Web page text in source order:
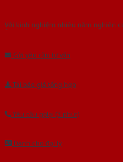
Với kinh nghiệm nhiêu năm nghiên
Gửi yêu cầu tư vấn
Tải báo giá tổng hợp
Yêu cầu gọi lại (3 phút)
Dành cho đại lý